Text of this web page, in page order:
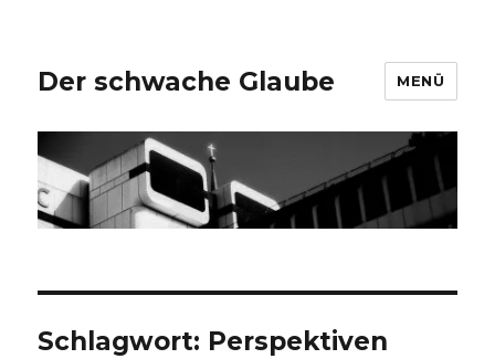
Der schwache Glaube MENÜ
Schlagwort: Perspektiven